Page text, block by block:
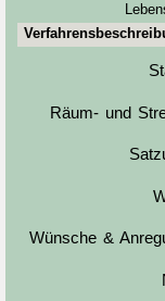
Räum- und
Wünsche &